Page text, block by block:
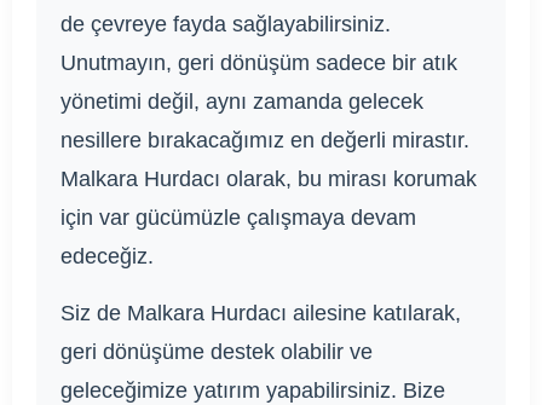
de çevreye fayda sağlayabilirsiniz.
Unutmayın, geri dönüşüm sadece bir atık
yönetimi değil, aynı zamanda gelecek
nesillere bırakacağımız en değerli mirastır.
Malkara Hurdacı olarak, bu mirası korumak
için var gücümüzle çalışmaya devam
edeceğiz.
Siz de Malkara Hurdacı ailesine katılarak,
geri dönüşüme destek olabilir ve
geleceğimize yatırım yapabilirsiniz. Bize